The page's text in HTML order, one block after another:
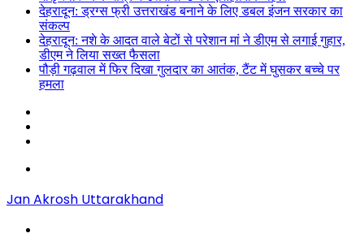
देहरादून: ड्रग्स फ्री उत्तराखंड बनाने के लिए डबल इंजन सरकार का
संकल्प
देहरादून: नशे के आदत वाले बेटों से परेशान मां ने डीएम से लगाई गुहार,
डीएम ने लिया सख्त फैसला
पौड़ी गढ़वाल में फिर दिखा गुलदार का आतंक, टैंट में घुसकर बच्चे पर
हमला
Jan Akrosh Uttarakhand